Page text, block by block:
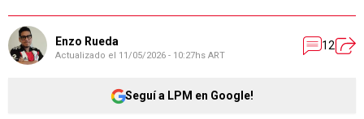
Enzo Rueda
Actualizado el 11/05/2026 - 10:27hs ART
12
Seguí a LPM en Google!